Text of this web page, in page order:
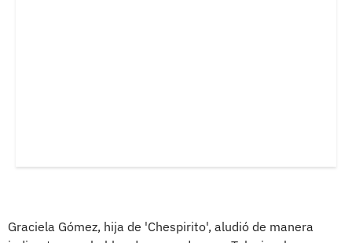
Graciela Gómez, hija de 'Chespirito', aludió de manera